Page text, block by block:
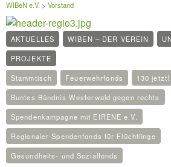
WIBeN e.V. > Vorstand
AKTUELLES WIBEN – DER VEREIN
PROJEKTE
Stammtisch
Feuerwehrfonds
130 jetzt!
Buntes Bündnis Westerwald gegen rechts
Spendenkampagne mit EIRENE e.V.
Regionaler Spendenfonds für Flüchtlinge
Gesundheits- und Sozialfonds